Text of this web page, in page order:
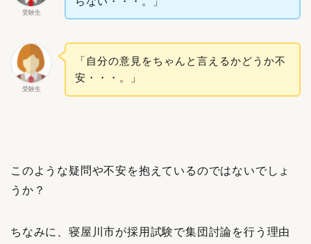
受験生
受験生
「自分の意見をちゃんと言えるかどうか不
安・・・。」
このような疑問や不安を抱えているのではないでしょ
うか？
ちなみに、寝屋川市が採用試験で集団討論を行う理由